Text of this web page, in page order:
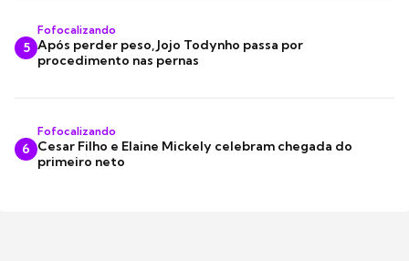
5
Fofocalizando
Após perder peso, Jojo Todynho passa por
procedimento nas pernas
6
Fofocalizando
Cesar Filho e Elaine Mickely celebram chegada do
primeiro neto